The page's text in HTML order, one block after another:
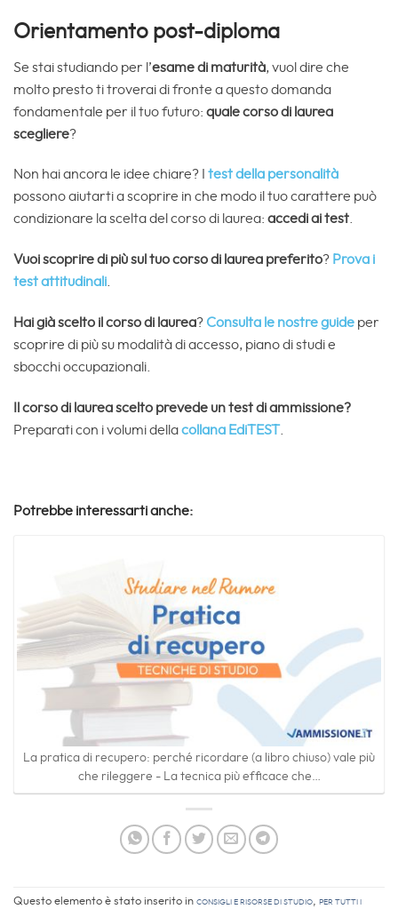
Orientamento post-diploma
Se stai studiando per l’esame di maturità, vuol dire che
molto presto ti troverai di fronte a questo domanda
fondamentale per il tuo futuro: quale corso di laurea
scegliere?
Non hai ancora le idee chiare? I test della personalità
possono aiutarti a scoprire in che modo il tuo carattere può
condizionare la scelta del corso di laurea: accedi ai test.
Vuoi scoprire di più sul tuo corso di laurea preferito? Prova i
test attitudinali
Hai già scelto il corso di laurea? Consulta le nostre guide per
scoprire di più su modalità di accesso, piano di studi e
sbocchi occupazionali.
Il corso di laurea scelto prevede un test di ammissione?
Preparati con i volumi dellacollana EdiTEST.
Potrebbe interessarti anche:
La pratica di recupero: perché ricordare (a libro chiuso) vale più
che rileggere - La tecnica più efficace che…
Questo elemento è stato inserito in Consigli e Risorse di studio, Per tutti i